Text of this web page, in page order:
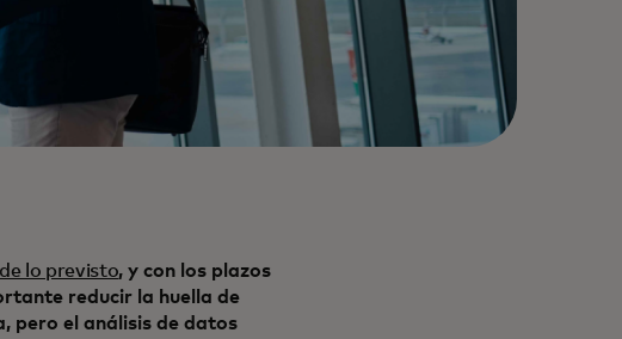
lo previsto, y con los plazos
reducir la huella de
pero el análisis de datos